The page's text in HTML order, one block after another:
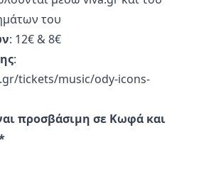
του
: 12€ & 8€
:
tickets/music/ody-icons-
προσβάσιμη σε Κωφά και